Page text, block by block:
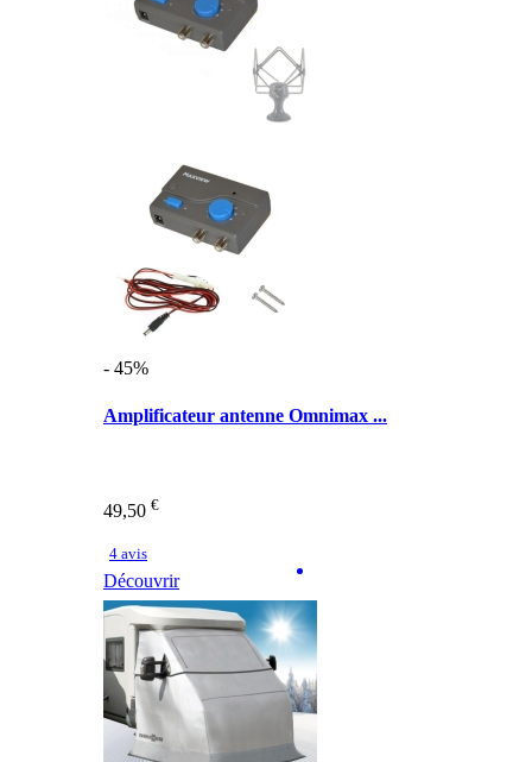
- 45%
Amplificateur antenne Omnimax ...
49,50 €
4 avis
Découvrir